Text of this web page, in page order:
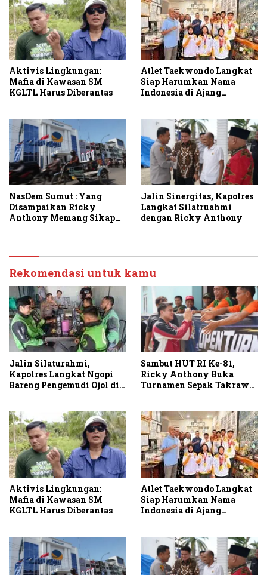
Aktivis Lingkungan:
Mafia di Kawasan SM
KGLTL Harus Diberantas
Atlet Taekwondo Langkat
Siap Harumkan Nama
Indonesia di Ajang
NasDem Sumut : Yang
Disampaikan Ricky
Anthony Memang Sikap
Jalin Sinergitas, Kapolres
Langkat Silatruahmi
dengan Ricky Anthony
Rekomendasi untuk kamu
Jalin Silaturahmi,
Kapolres Langkat Ngopi
Bareng Pengemudi Ojol di
Sambut HUT RI Ke-81,
Ricky Anthony Buka
Turnamen Sepak Takraw
Aktivis Lingkungan:
Mafia di Kawasan SM
KGLTL Harus Diberantas
Atlet Taekwondo Langkat
Siap Harumkan Nama
Indonesia di Ajang